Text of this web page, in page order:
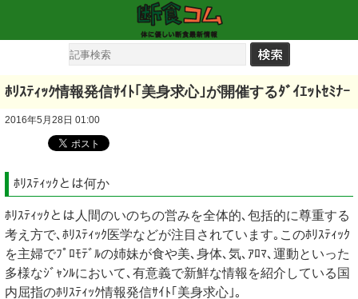
ﾎﾘｽﾃｨｯｸ情報発信ｻｲﾄ｢美身求心｣が開催するﾀﾞｲｴｯﾄｾﾐﾅｰ
2016年5月28日 01:00
ﾎﾘｽﾃｨｯｸとは何か
ﾎﾘｽﾃｨｯｸとは人間のいのちの営みを全体的､包括的に尊重する
考え方で､ﾎﾘｽﾃｨｯｸ医学などが注目されています｡このﾎﾘｽﾃｨｯｸ
を主婦でﾌﾟﾛﾓﾃﾞﾙの姉妹が食や美､身体､気､ｱﾛﾏ､運動といった
多様なｼﾞｬﾝﾙにおいて､有意義で新鮮な情報を紹介している国
内屈指のﾎﾘｽﾃｨｯｸ情報発信ｻｲﾄ｢美身求心｣｡